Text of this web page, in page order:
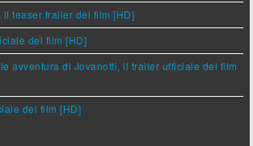
il teaser trailer del film [HD]
del film [HD]
avventura di Jovanotti, il trailer ufficiale del film
del film [HD]